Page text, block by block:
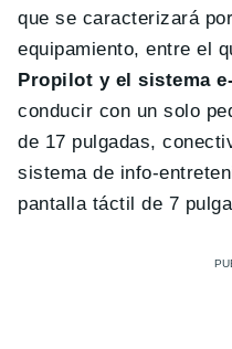
que se caracterizará
equipamiento, entre el
Propilot y el sistema
conducir con un solo
de 17 pulgadas,
sistema de info-
pantalla táctil de 7